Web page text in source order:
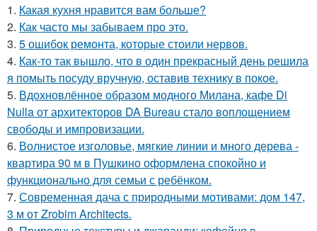
1. Какая кухня нравится вам больше?
2. Как часто мы забываем про это.
3. 5 ошибок ремонта, которые стоили нервов.
4. Как-то так вышло, что в один прекрасный день решила
я помыть посуду вручную, оставив технику в покое.
5. Вдохновлённое образом модного Милана, кафе Di
Nulla от архитекторов DA Bureau стало воплощением
свободы и импровизации.
6. Волнистое изголовье, мягкие линии и много дерева -
квартира 90 м в Пушкино оформлена спокойно и
функционально для семьи с ребёнком.
7. Современная дача с природными мотивами: дом 147,
3 м от Zrobim Architects.